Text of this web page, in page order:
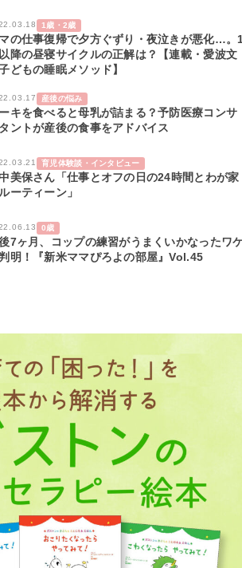
1歳・2歳
の仕事復帰で夕方ぐずり・夜泣きが悪化…。
降の昼寝サイクルの正解は？【連載・愛波文
どもの睡眠メソッド】
産後の悩み
キを食べると母乳が詰まる？予防医療コンサ
ントが産後の食事をアドバイス
育児体験談・インタビュー
美保さん「仕事とオフの日の24時間とわが家
ーティーン」
0歳
7ヶ月、コップの練習がうまくいかなったワ
明！『新米ママぴろよの部屋』Vol.45